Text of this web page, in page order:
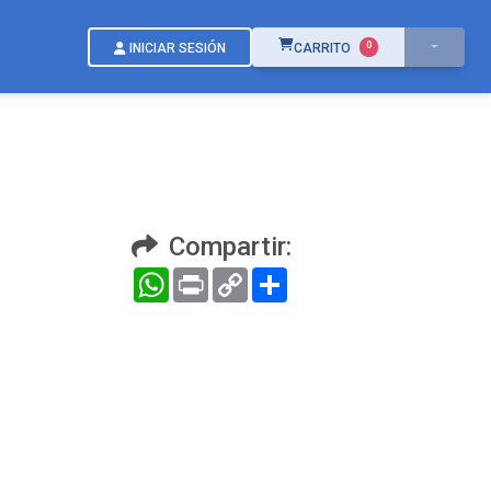
INICIAR SESIÓN CARRITO 0ÍTEMS EN EL CARRITO
Compartir:
WhatsApp
Print Copy
Link